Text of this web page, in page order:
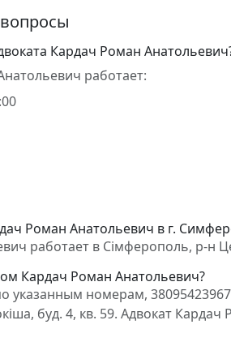
Кардач Роман
работает:
Роман Анатольевич в г.
работает в Сімферополь, р-н
Кардач Роман Анатольевич?
указанным номерам,
буд. 4, кв. 59. Адвокат